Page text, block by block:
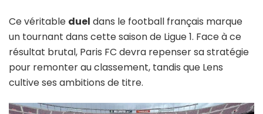
Ce véritable duel dans le football français marque
un tournant dans cette saison de Ligue 1. Face à ce
résultat brutal, Paris FC devra repenser sa stratégie
pour remonter au classement, tandis que Lens
cultive ses ambitions de titre.